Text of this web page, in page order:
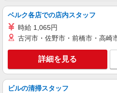
時給1,650円〜 ◆月収例）337,692円 (1,650円
×8h×20.6日+残業20h+深夜
(時給+割増) ・残
翌5時)：2,063円
ベルク各店での店内スタッフ
時給 1,065円
古河市・佐野市・前橋市・高崎
詳細を見る
ビルの清掃スタッフ